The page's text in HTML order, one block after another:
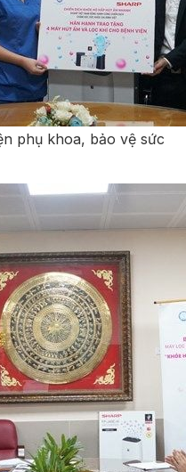
phụ khoa, bảo vệ sức